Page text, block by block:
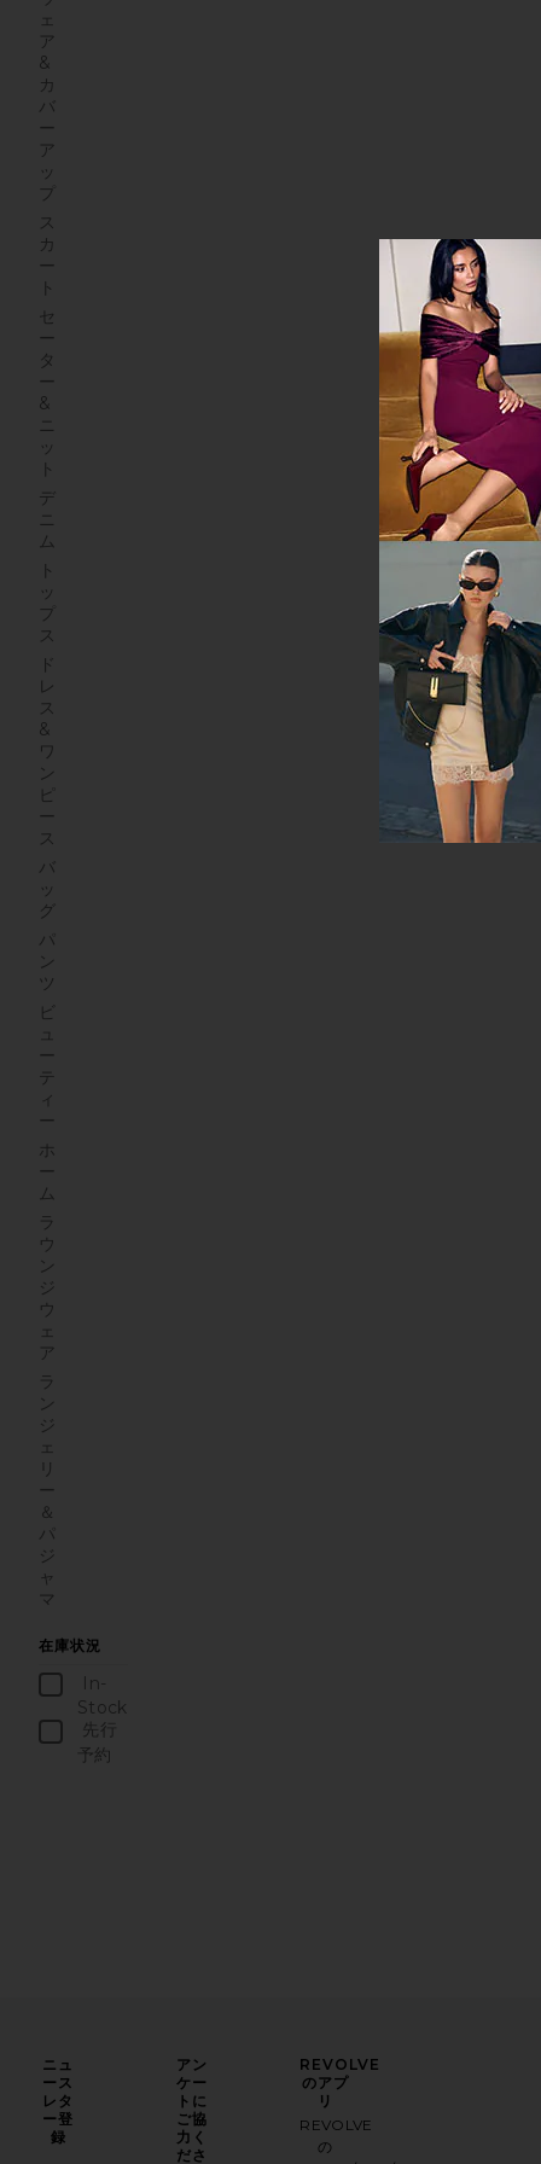
ェ
ア
&
カ
バ
ー
ア
ッ
プ
ス
カ
ー
ト
セ
ー
タ
ー
&
ニ
ッ
ト
デ
ニ
ム
ト
ッ
プ
ス
ド
レ
ス
&
ワ
ン
ピ
ー
ス
バ
ッ
グ
パ
ン
ツ
ビ
ュ
ー
テ
ィ
ー
ホ
ー
ム
ラ
ウ
ン
ジ
ウ
ェ
ア
ラ
ン
ジ
ェ
リ
ー
＆
パ
ジ
ャ
マ
在庫状況
Stock
予約
ニュ
ース
レタ
ー登
録
アン
ケー
トに
ご協
力く
ださ
REVOLVE
のアプ
リ
REVOLVE
の